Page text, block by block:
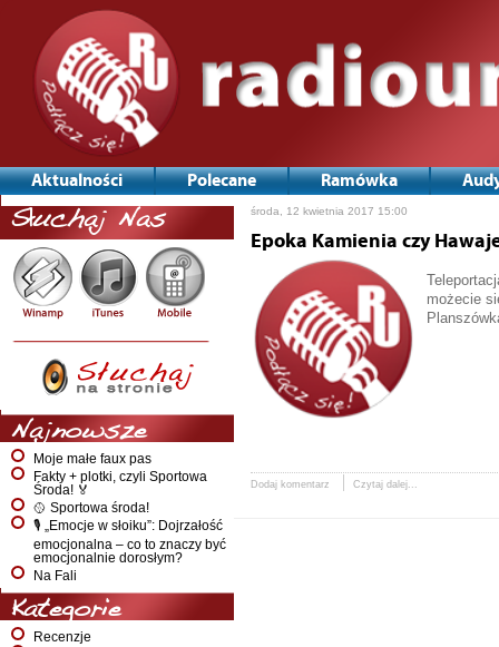
Aktualności Polecane Ramówka
Słuchaj Nas
Najnowsze
Moje małe faux pas
Fakty + plotki, czyli Sportowa
Środa! 🏅
🥎 Sportowa środa!
🎙️ „Emocje w słoiku”: Dojrzałość
emocjonalna – co to znaczy być
emocjonalnie dorosłym?
Na Fali
Kategorie
Recenzje
środa, 12 kwietnia 2017 15:00
Epoka Kamienia czy
możecie
Dodaj komentarz Czytaj dalej...